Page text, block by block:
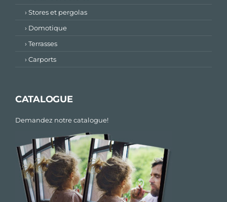
› Stores et pergolas
› Domotique
› Terrasses
› Carports
CATALOGUE
Demandez notre catalogue!